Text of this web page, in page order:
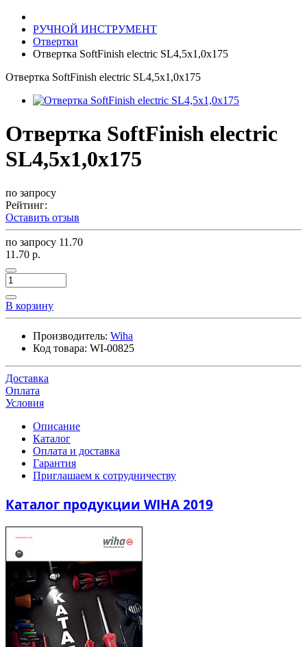
РУЧНОЙ ИНСТРУМЕНТ
Отвертки
Отвертка SoftFinish electric SL4,5x1,0x175
Отвертка SoftFinish electric SL4,5x1,0x175
Отвертка SoftFinish electric
SL4,5x1,0x175
по запросу
Рейтинг:
Оставить отзыв
по запросу 11.70
11.70 р.
В корзину
Производитель: Wiha
Код товара: WI-00825
Доставка
Оплата
Условия
Описание
Каталог
Оплата и доставка
Гарантия
Приглашаем к сотрудничеству
Каталог продукции WIHA 2019